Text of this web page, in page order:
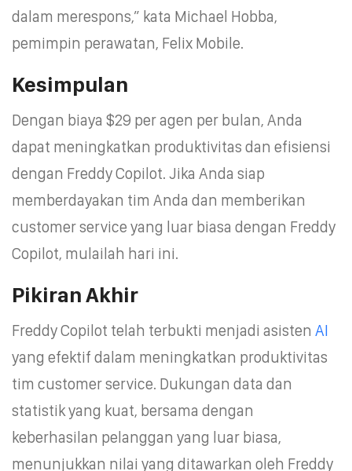
dalam merespons,” kata Michael Hobba,
pemimpin perawatan, Felix Mobile.
Kesimpulan
Dengan biaya $29 per agen per bulan, Anda
dapat meningkatkan produktivitas dan efisiensi
dengan Freddy Copilot. Jika Anda siap
memberdayakan tim Anda dan memberikan
customer service yang luar biasa dengan Freddy
Copilot, mulailah hari ini.
Pikiran Akhir
Freddy Copilot telah terbukti menjadi asisten AI
yang efektif dalam meningkatkan produktivitas
tim customer service. Dukungan data dan
statistik yang kuat, bersama dengan
keberhasilan pelanggan yang luar biasa,
menunjukkan nilai yang ditawarkan oleh Freddy